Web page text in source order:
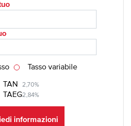
TAN 2,70%
TAEG2,84%
Tasso variabile
informazioni